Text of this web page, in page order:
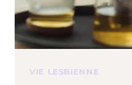
VIE LESBIENNE